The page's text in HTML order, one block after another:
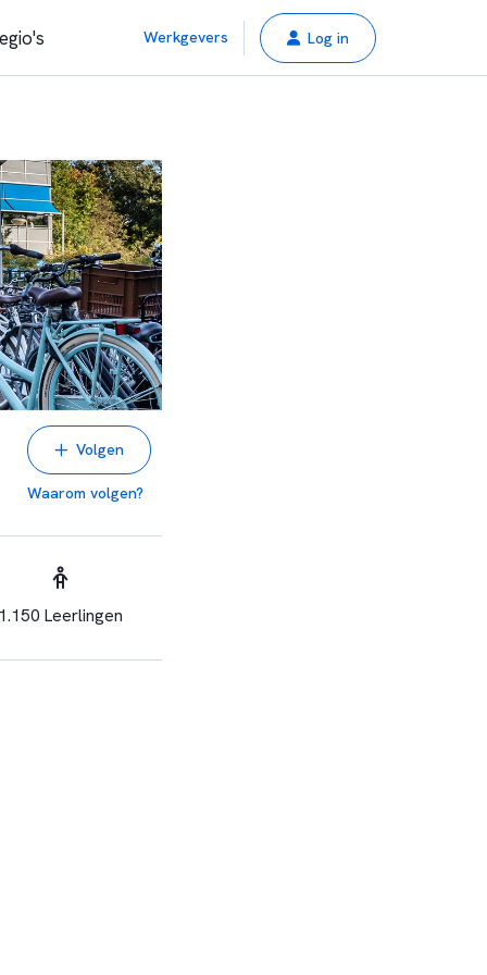
Werkgevers Log in
Volgen
Waarom volgen?
Leerlingen